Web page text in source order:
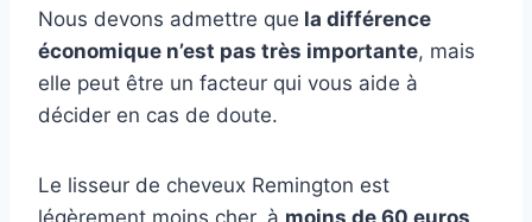
Nous devons admettre que la différence
économique n’est pas très importante, mais
elle peut être un facteur qui vous aide à
décider en cas de doute.
Le lisseur de cheveux Remington est